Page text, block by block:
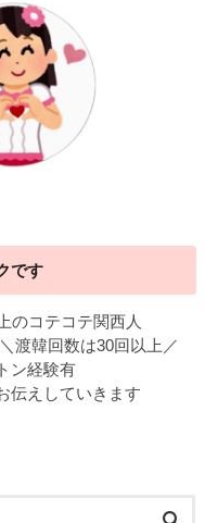
です
のコテコテ関西人
渡韓回数は30回以上／
ン経験有
伝えしていきます